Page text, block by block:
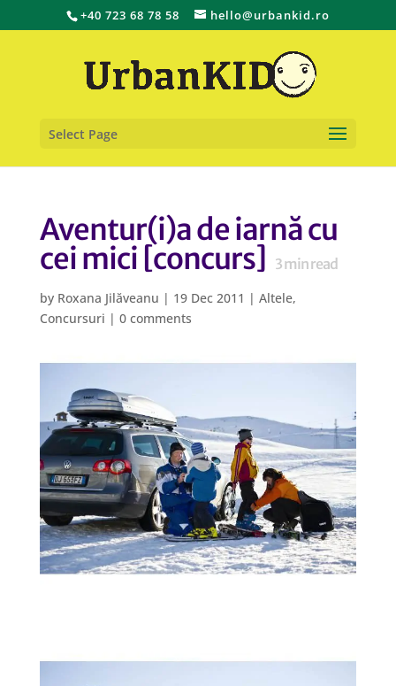
+40 723 68 78 58 hello@urbankid.ro
Select Page
Aventur(i)a de iarnă cu
cei mici [concurs] 3min read
by Roxana Jilăveanu | 19 Dec 2011 | Altele,
Concursuri | 0 comments